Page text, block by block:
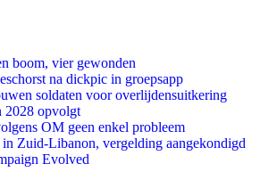
boom, vier gewonden
na dickpic in groepsapp
soldaten voor overlijdensuitkering
2028 opvolgt
OM geen enkel probleem
Zuid-Libanon, vergelding aangekondigd
Evolved